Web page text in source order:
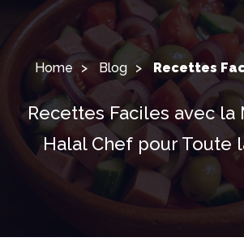
Home Blog
Recettes Faciles avec
Halal Chef pour Toute